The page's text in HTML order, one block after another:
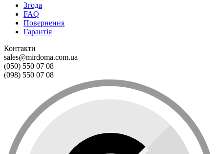
Згода
FAQ
Повернення
Гарантія
Контакти
sales@mirdoma.com.ua
(050) 550 07 08
(098) 550 07 08